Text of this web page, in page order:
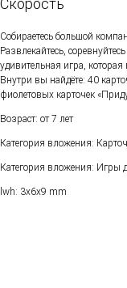
Скорость
Собираетесь большой
Развлекайтесь,
удивительная игра,
Внутри вы найдёте: 40
фиолетовых карточек
Возраст: от 7 лет
Категория вложения:
Категория вложения: Игры
lwh: 3x6x9 mm